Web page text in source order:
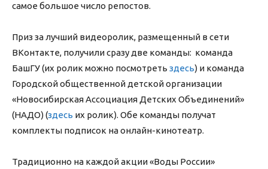
самое большое число репостов.
Приз за лучший видеоролик, размещенный в сети
ВКонтакте, получили сразу две команды: команда
БашГУ (их ролик можно посмотреть здесь) и команда
Городской общественной детской организации
«Новосибирская Ассоциация Детских Объединений»
(НАДО) (здесь их ролик). Обе команды получат
комплекты подписок на онлайн-кинотеатр.
Традиционно на каждой акции «Воды России»